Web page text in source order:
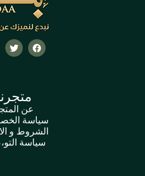
عن
سياسة
الشروط و
سياسة